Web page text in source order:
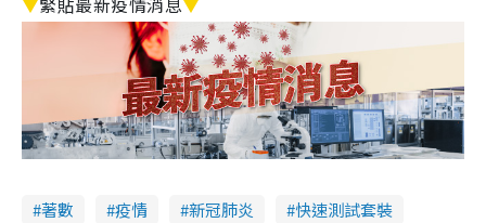
著數 疫情 新冠肺炎
快速測試套裝